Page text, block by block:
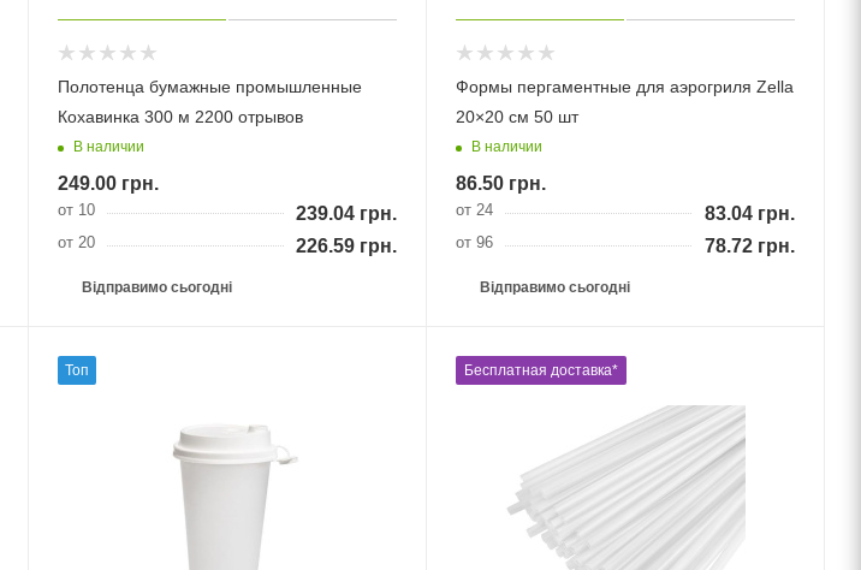
Полотенца бумажные промышленные
Кохавинка 300 м 2200 отрывов
В наличии
249.00грн.
от 10 239.04грн.
от 20 226.59грн.
Відправимо сьогодні
Формы пергаментные для аэрогриля Zella
20×20 см 50 шт
В наличии
86.50грн.
от 24 83.04грн.
от 96 78.72грн.
Відправимо сьогодні
Топ Бесплатная доставка*